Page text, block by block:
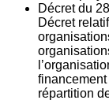
Décret du 28
Décret
répartition